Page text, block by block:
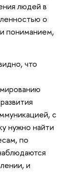
людей в
о
пониманием,
что
с
нужно найти
по
и